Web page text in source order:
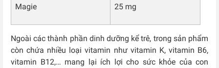
Magie 25 mg
Ngoài các thành phần dinh dưỡng kể trê, trong sản phẩm
còn chứa nhiều loại vitamin như vitamin K, vitamin B6,
vitamin B12,… mang lại ích lợi cho sức khỏe của con